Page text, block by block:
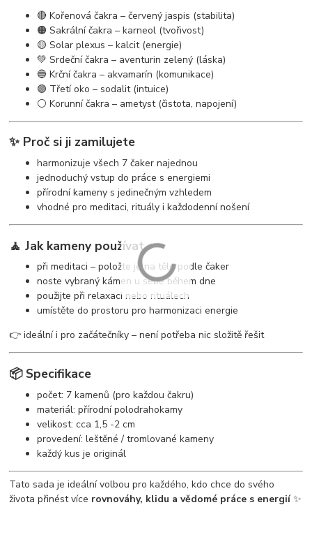
🔴 Kořenová čakra – červený jaspis (stabilita)
🟠 Sakrální čakra – karneol (tvořivost)
🟡 Solar plexus – kalcit (energie)
💚 Srdeční čakra – aventurin zelený (láska)
🔵 Krční čakra – akvamarín (komunikace)
🟣 Třetí oko – sodalit (intuice)
⚪ Korunní čakra – ametyst (čistota, napojení)
✨ Proč si ji zamilujete
harmonizuje všech 7 čaker najednou
jednoduchý vstup do práce s energiemi
přírodní kameny s jedinečným vzhledem
vhodné pro meditaci, rituály i každodenní nošení
🧘 Jak kameny používat
při meditaci – položte je na tělo podle čaker
noste vybraný kámen u sebe během dne
použijte při relaxaci nebo rituálech
umístěte do prostoru pro harmonizaci energie
👉 ideální i pro začátečníky – není potřeba nic složitě řešit
📦 Specifikace
počet: 7 kamenů (pro každou čakru)
materiál: přírodní polodrahokamy
velikost: cca 1,5 -2 cm
provedení: leštěné / tromlované kameny
každý kus je originál
Tato sada je ideální volbou pro každého, kdo chce do svého
života přinést více rovnováhy, klidu a vědomé práce s energií✨